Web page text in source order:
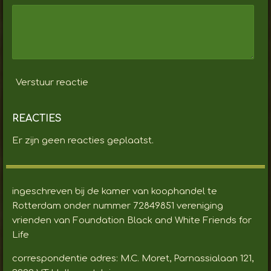
Verstuur reactie
REACTIES
Er zijn geen reacties geplaatst.
ingeschreven bij de kamer van koophandel te
Rotterdam onder nummer 72849851 vereniging
vrienden van Foundation Black and White Friends for
Life
correspondentie adres: M.C. Moret, Parnassialaan 121,